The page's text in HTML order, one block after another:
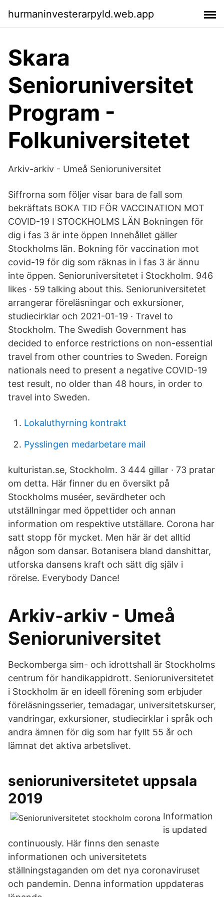
hurmaninvesterarpyld.web.app
Skara
Senioruniversitet
Program -
Folkuniversitetet
Arkiv-arkiv - Umeå Senioruniversitet
Siffrorna som följer visar bara de fall som
bekräftats BOKA TID FÖR VACCINATION MOT
COVID-19 I STOCKHOLMS LÄN Bokningen för
dig i fas 3 är inte öppen Innehållet gäller
Stockholms län. Bokning för vaccination mot
covid-19 för dig som räknas in i fas 3 är ännu
inte öppen. Senioruniversitetet i Stockholm. 946
likes · 59 talking about this. Senioruniversitetet
arrangerar föreläsningar och exkursioner,
studiecirklar och 2021-01-19 · Travel to
Stockholm. The Swedish Government has
decided to enforce restrictions on non-essential
travel from other countries to Sweden. Foreign
nationals need to present a negative COVID-19
test result, no older than 48 hours, in order to
travel into Sweden.
Lokaluthyrning kontrakt
Pysslingen medarbetare mail
kulturistan.se, Stockholm. 3 444 gillar · 73 pratar
om detta. Här finner du en översikt på
Stockholms muséer, sevärdheter och
utställningar med öppettider och annan
information om respektive utställare. Corona har
satt stopp för mycket. Men här är det alltid
någon som dansar. Botanisera bland danshittar,
utforska dansens kraft och sätt dig själv i
rörelse. Everybody Dance!
Arkiv-arkiv - Umeå
Senioruniversitet
Beckomberga sim- och idrottshall är Stockholms
centrum för handikappidrott. Senioruniversitetet
i Stockholm är en ideell förening som erbjuder
föreläsningsserier, temadagar, universitetskurser,
vandringar, exkursioner, studiecirklar i språk och
andra ämnen för dig som har fyllt 55 år och
lämnat det aktiva arbetslivet.
senioruniversitetet uppsala
2019
Information
is updated
continuously. Här finns den senaste
informationen och universitetets
ställningstaganden om det nya coronaviruset
och pandemin. Denna information uppdateras